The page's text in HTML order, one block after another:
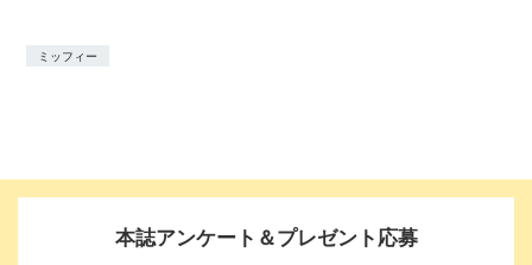
ミッフィー
本誌アンケート＆プレゼント応募